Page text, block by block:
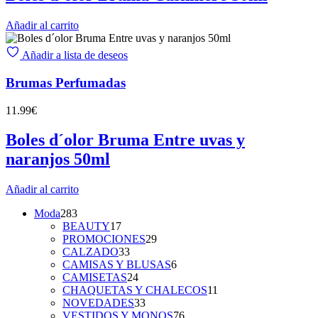
Añadir al carrito
Añadir a lista de deseos
Brumas Perfumadas
11.99€
Boles d´olor Bruma Entre uvas y
naranjos 50ml
Añadir al carrito
Moda283283
productos
BEAUTY1717
productos
PROMOCIONES2929
CALZADO3333
productos
CAMISAS Y BLUSAS66
CAMISETAS2424
productos
CHAQUETAS Y CHALECOS11
NOVEDADES3333
productos76